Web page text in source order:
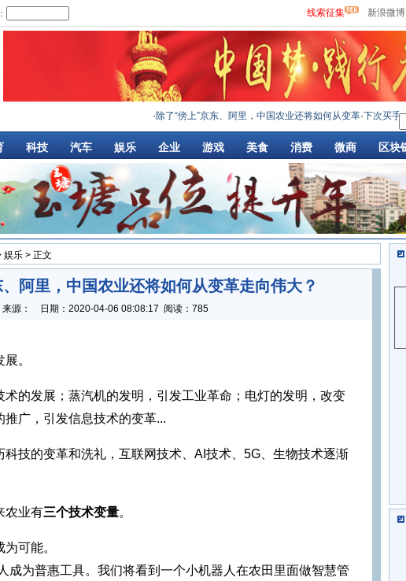
线索征集 新浪微博
除了“傍上”京东、阿里，中国农业还将如何从变革·下次买手机，你
科技 汽车 娱乐 企业 游戏 美食 消费 微商 区块
娱乐 > 正文
阿里，中国农业还将如何从变革走向伟大？
来源： 日期： 2020-04-06 08:08:17 阅读：785
。
的发展；蒸汽机的发明，引发工业革命；电灯的发明，改变
广，引发信息技术的变革...
技的变革和洗礼，互联网技术、AI技术、5G、生物技术逐渐
农业有三个技术变量。
可能。
成为普惠工具。我们将看到一个小机器人在农田里面做智慧管